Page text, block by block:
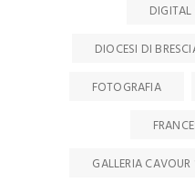
DIOCESI DI
FOTOGRAFIA
GALLERIA CAVOUR